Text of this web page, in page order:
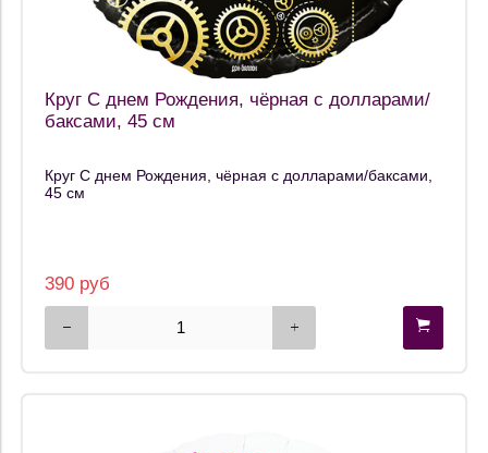
Круг С днем Рождения, чёрная с долларами/
баксами, 45 см
Круг С днем Рождения, чёрная с долларами/баксами,
45 см
390 руб